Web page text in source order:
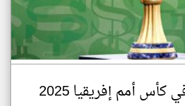
كأس أمم إفريقيا 2025